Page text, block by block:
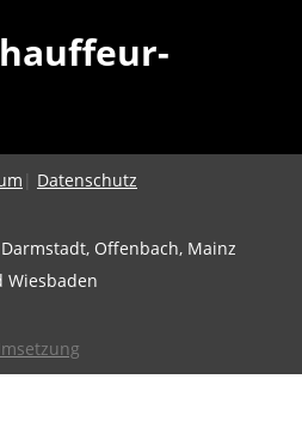
| Datenschutz
Offenbach, Mainz
Wiesbaden